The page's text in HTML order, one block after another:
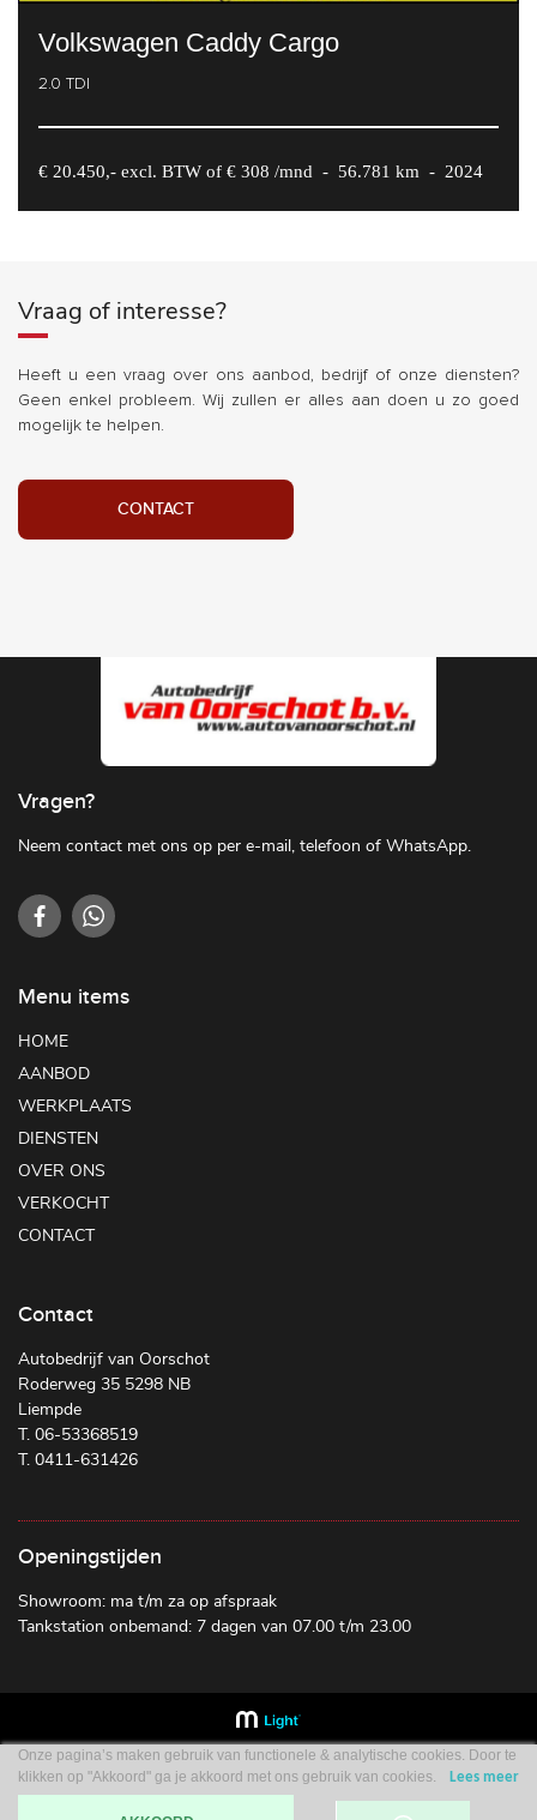
Volkswagen Caddy Cargo
2.0 TDI
€ 20.450,- excl. BTW of € 308 /mnd - 56.781 km - 2024
Vraag of interesse?
Heeft u een vraag over ons aanbod, bedrijf of onze diensten?
Geen enkel probleem. Wij zullen er alles aan doen u zo goed
mogelijk te helpen.
CONTACT
Vragen?
Neem contact met ons op per e-mail, telefoon of WhatsApp.
Menu items
HOME
AANBOD
WERKPLAATS
DIENSTEN
OVER ONS
VERKOCHT
CONTACT
Contact
Autobedrijf van Oorschot
Roderweg 35 5298 NB
Liempde
T. 06-53368519
T. 0411-631426
Openingstijden
Showroom: ma t/m za op afspraak
Tankstation onbemand: 7 dagen van 07.00 t/m 23.00
Onze pagina’s maken gebruik van functionele & analytische cookies. Door te
klikken op "Akkoord" ga je akkoord met ons gebruik van cookies.
Lees meer